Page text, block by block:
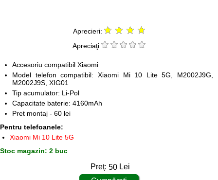
Aprecieri:
Apreciaţi
Accesoriu compatibil Xiaomi
Model telefon compatibil: Xiaomi Mi 10 Lite 5G, M2002J9G,
M2002J9S, XIG01
Tip acumulator: Li-Pol
Capacitate baterie: 4160mAh
Pret montaj - 60 lei
Pentru telefoanele:
Xiaomi Mi 10 Lite 5G
Stoc magazin: 2 buc
Preţ: 50 Lei